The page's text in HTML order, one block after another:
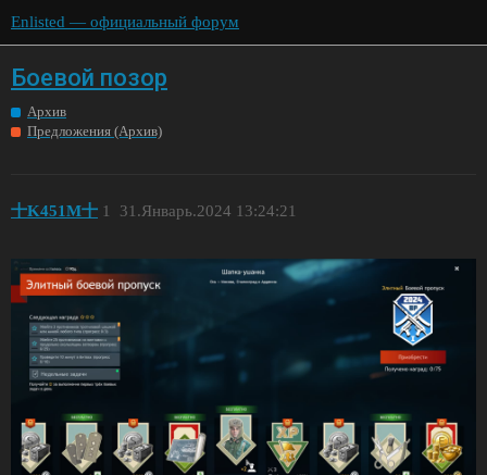
Enlisted — официальный форум
Боевой позор
Архив
Предложения (Архив)
十K451M十 31.Январь.2024 13:24:21
1